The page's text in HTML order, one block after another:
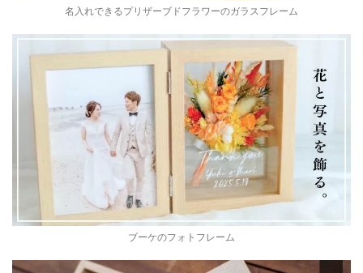
名入れできるプリザーブドフラワーのガラスフレーム
ブーケのフォトフレーム